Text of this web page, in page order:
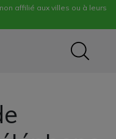
affilié aux villes ou à leurs